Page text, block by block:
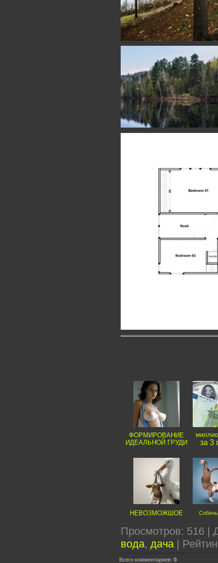
ФОРМИРОВАНИЕ
ИДЕАЛЬНОЙ ГРУДИ
за 3
НЕВОЗМОЖШОЕ
Просмотров: 516 |
вода, дача |
Всего комментариев: 0